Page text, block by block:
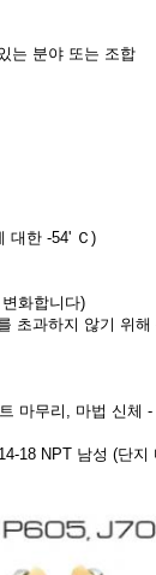
는 분야 또는 조합
대한 -54' Ｃ)
화합니다)
초과하지 않기 위
마무리, 마법 신체
18 NPT 남성 (단지